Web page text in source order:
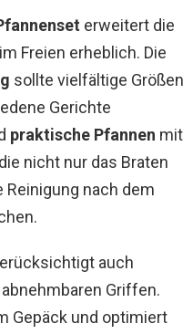
erweitert die
Freien erheblich. Die
sollte vielfältige Größen
Gerichte
praktische Pfannen mit
nicht nur das Braten
Reinigung nach dem
auch
Griffen.
Gepäck und optimiert